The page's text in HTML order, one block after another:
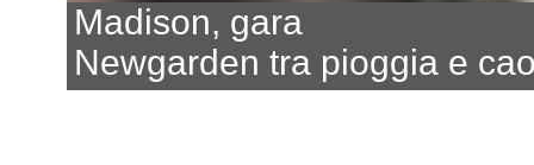
Madison, gara
Newgarden tra pioggia e